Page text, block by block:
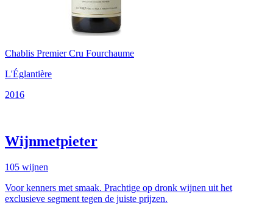
Chablis Premier Cru Fourchaume
L'Églantière
2016
Wijnmetpieter
105 wijnen
Voor kenners met smaak. Prachtige op dronk wijnen uit het
exclusieve segment tegen de juiste prijzen.